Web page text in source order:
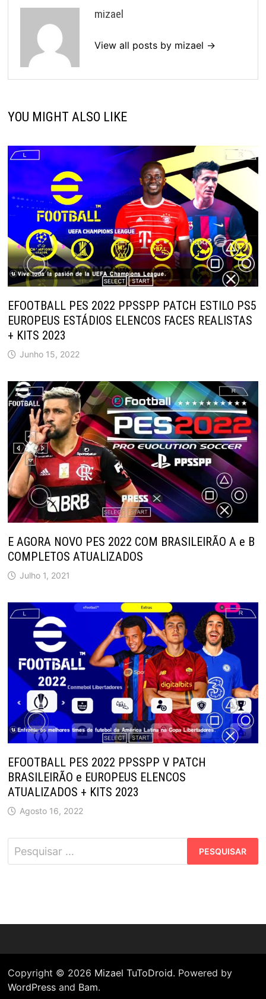
mizael
View all posts by mizael →
YOU MIGHT ALSO LIKE
EFOOTBALL PES 2022 PPSSPP PATCH ESTILO PS5
EUROPEUS ESTÁDIOS ELENCOS FACES REALISTAS
+ KITS 2023
Junho 15, 2022
E AGORA NOVO PES 2022 COM BRASILEIRÃO A e B
COMPLETOS ATUALIZADOS
Julho 1, 2021
EFOOTBALL PES 2022 PPSSPP V PATCH
BRASILEIRÃO e EUROPEUS ELENCOS
ATUALIZADOS + KITS 2023
Agosto 16, 2022
Pesquisar
por:
Copyright © 2026 Mizael TuToDroid. Powered by
WordPressand Bam.